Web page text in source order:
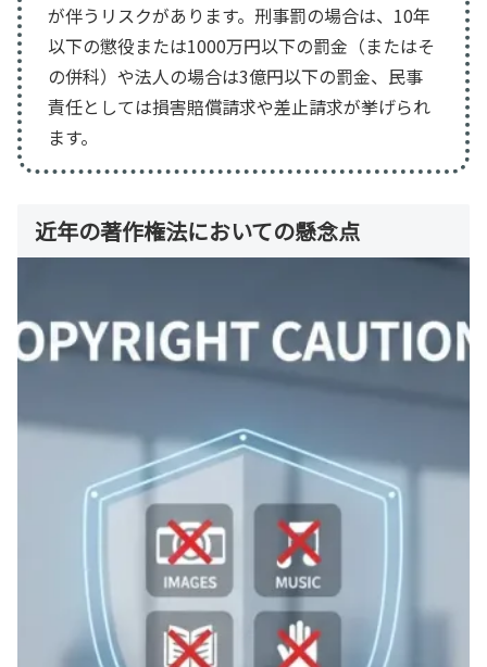
が伴うリスクがあります。刑事罰の場合は、10年
以下の懲役または1000万円以下の罰金（またはそ
の併科）や法人の場合は3億円以下の罰金、民事
責任としては損害賠償請求や差止請求が挙げられ
ます。
近年の著作権法においての懸念点